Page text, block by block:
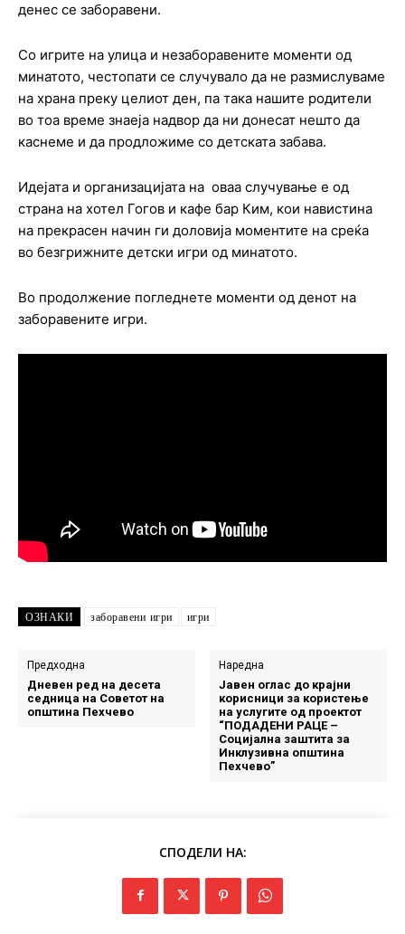
денес се заборавени.
Со игрите на улица и незаборавените моменти од
минатото, честопати се случувало да не размислуваме
на храна преку целиот ден, па така нашите родители
во тоа време знаеја надвор да ни донесат нешто да
каснеме и да продложиме со детската забава.
Идејата и организацијата на оваа случување е од
страна на хотел Гогов и кафе бар Ким, кои навистина
на прекрасен начин ги доловија моментите на среќа
во безгрижните детски игри од минатото.
Во продолжение погледнете моменти од денот на
заборавените игри.
ОЗНАКИ заборавени игри игри
Предходна
Дневен ред на десета
седница на Советот на
општина Пехчево
Наредна
Јавен оглас до крајни
корисници за користење
на услугите од проектот
“ПОДАДЕНИ РАЦЕ –
Социјална заштита за
Инклузивна општина
Пехчево”
СПОДЕЛИ НА: